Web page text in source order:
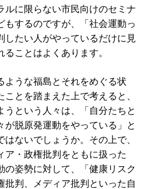
ルに限らない市民向けのセミナ
もするのですが、「社会運動っ
したい人がやっているだけに見
ことはよくあります。
うな福島とそれをめぐる状
とを踏まえた上で考えると、
うという人々は、「自分たちと
が脱原発運動をやっている」と
ないでしょうか。その上で、
ア・政権批判をともに扱った
の姿勢に対して、「健康リスク
批判、メディア批判といった自